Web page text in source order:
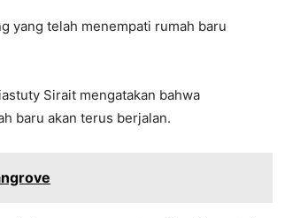
yang telah menempati rumah baru
Sirait mengatakan bahwa
baru akan terus berjalan.